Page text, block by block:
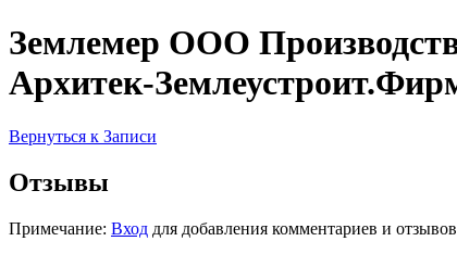
Землемер ООО
Архитек-
Вернуться к Записи
Отзывы
Примечание: Вход для добавления комментариев и